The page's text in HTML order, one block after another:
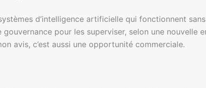
d’intelligence artificielle qui fonctionnent
pour les superviser, selon une nouvelle
avis, c’est aussi une opportunité commerciale.